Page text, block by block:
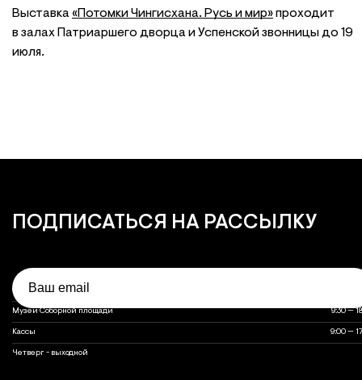
Выставка«Потомки Чингисхана. Русь и мир»проходит
в залах Патриаршего дворца и Успенской звонницы до 19
июля.
ПОДПИСАТЬСЯ НА РАССЫЛКУ
Email
Часы работы объектов музея
Объект
Оружейная палата
Музеи Соборной площади 9:30 —
Кассы 9:00 —
Четверг - выходной